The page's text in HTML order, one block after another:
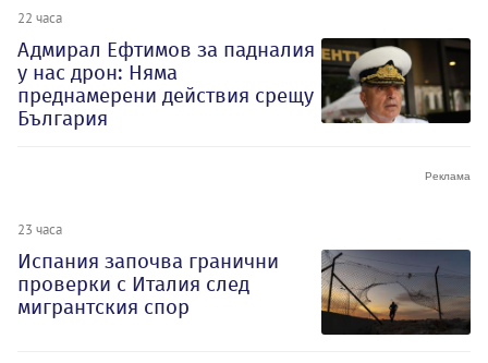
22 часа
Адмирал Ефтимов за падналия
у нас дрон: Няма
преднамерени действия срещу
България
23 часа
Испания започва гранични
проверки с Италия след
мигрантския спор